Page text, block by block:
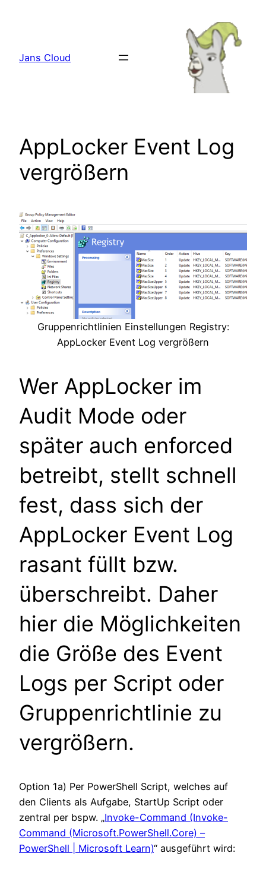
Jans Cloud
AppLocker Event Log
vergrößern
Gruppenrichtlinien Einstellungen Registry:
AppLocker Event Log vergrößern
Wer AppLocker im
Audit Mode oder
später auch enforced
betreibt, stellt schnell
fest, dass sich der
AppLocker Event Log
rasant füllt bzw.
überschreibt. Daher
hier die Möglichkeiten
die Größe des Event
Logs per Script oder
Gruppenrichtlinie zu
vergrößern.
Option 1a) Per PowerShell Script, welches auf
den Clients als Aufgabe, StartUp Script oder
zentral per bspw. „Invoke-Command (Invoke-
Command (Microsoft.PowerShell.Core) –
PowerShell | Microsoft Learn)“ ausgeführt wird: